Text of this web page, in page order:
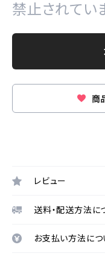
禁止されてい
商
レビュー
送料・配送方法に
お支払い方法につ